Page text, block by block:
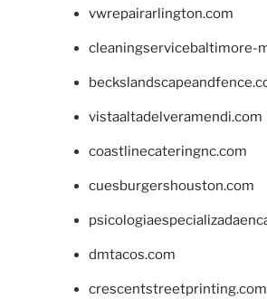
vwrepairarlington.com
cleaningservicebaltimore-
vistaaltadelveramendi.com
coastlinecateringnc.com
cuesburgershouston.com
dmtacos.com
crescentstreetprinting.com